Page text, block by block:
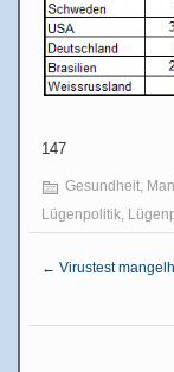
147
Gesundheit,
Lügenpolitik,
← Virustest